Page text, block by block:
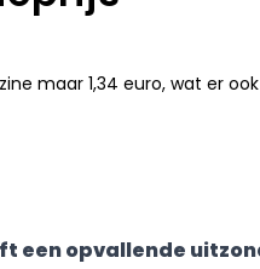
een opvallende